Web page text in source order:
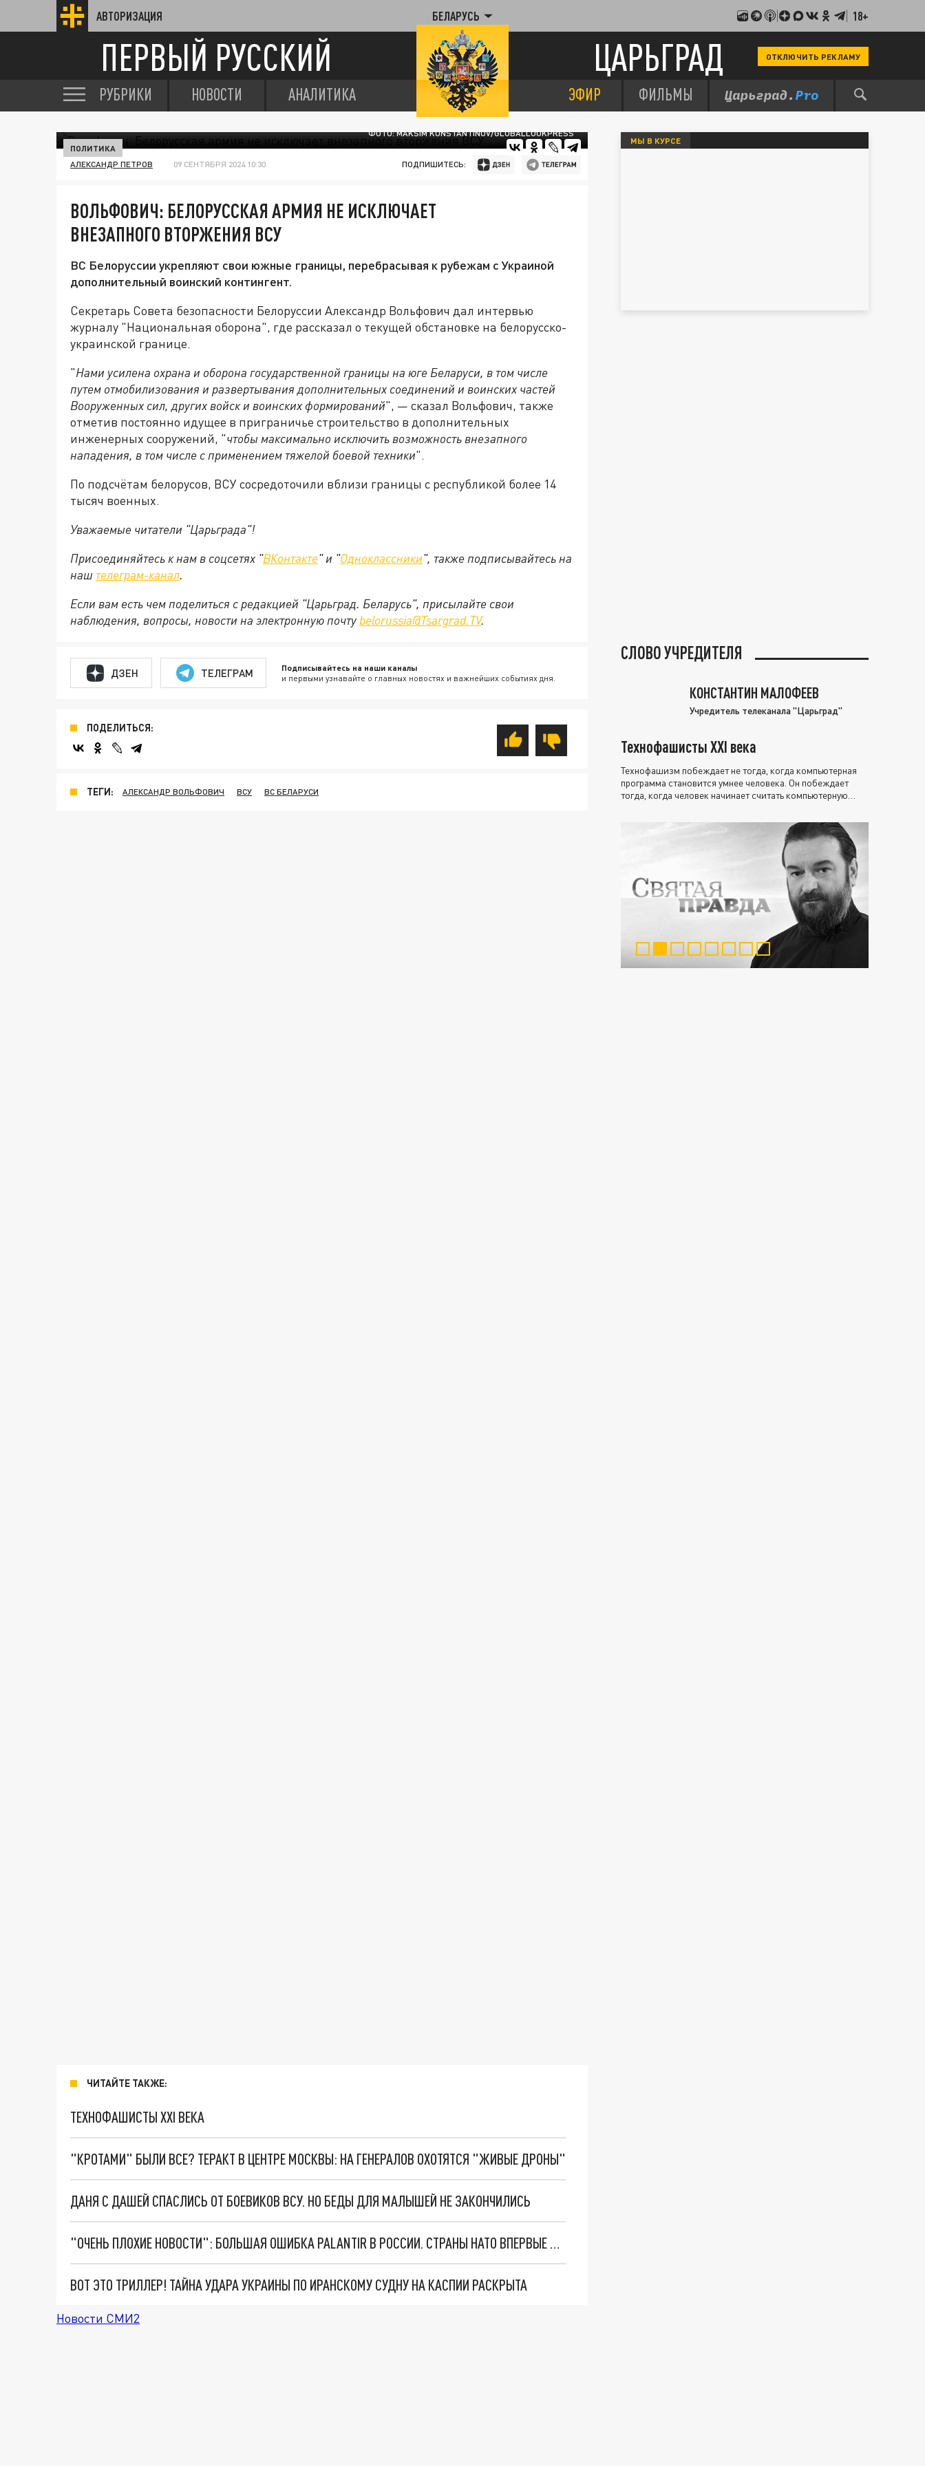
АВТОРИЗАЦИЯ БЕЛАРУСЬ 18+
ПЕРВЫЙ РУССКИЙ ЦАРЬГРАД ОТКЛЮЧИТЬ РЕКЛАМУ
РУБРИКИ НОВОСТИ АНАЛИТИКА ЭФИР ФИЛЬМЫ
ФОТО: MAKSIM KONSTANTINOV/GLOBALLOOKPRESS
ПОЛИТИКА
АЛЕКСАНДР ПЕТРОВ 09 СЕНТЯБРЯ 2024 10:30 ПОДПИШИТЕСЬ:
ВОЛЬФОВИЧ: БЕЛОРУССКАЯ АРМИЯ НЕ ИСКЛЮЧАЕТ
ВНЕЗАПНОГО ВТОРЖЕНИЯ ВСУ
ВС Белоруссии укрепляют свои южные границы, перебрасывая к рубежам с Украиной
дополнительный воинский контингент.
Секретарь Совета безопасности Белоруссии Александр Вольфович дал интервью
журналу "Национальная оборона", где рассказал о текущей обстановке на белорусско-
украинской границе.
"Нами усилена охрана и оборона государственной границы на юге Беларуси, в том числе
путем отмобилизования и развертывания дополнительных соединений и воинских частей
Вооруженных сил, других войск и воинских формирований", — сказал Вольфович, также
отметив постоянно идущее в приграничье строительство в дополнительных
инженерных сооружений, "чтобы максимально исключить возможность внезапного
нападения, в том числе с применением тяжелой боевой техники".
По подсчётам белорусов, ВСУ сосредоточили вблизи границы с республикой более 14
тысяч военных.
Уважаемые читатели "Царьграда"!
Присоединяйтесь к нам в соцсетях "ВКонтакте" и "Одноклассники", также подписывайтесь на
наш телеграм-канал.
Если вам есть чем поделиться с редакцией "Царьград. Беларусь", присылайте свои
наблюдения, вопросы, новости на электронную почту belorussia@Tsargrad.TV.
ДЗЕН ТЕЛЕГРАМ Подписывайтесь на наши каналы
и первыми узнавайте о главных новостях и важнейших событиях дня.
ПОДЕЛИТЬСЯ:
ТЕГИ: АЛЕКСАНДР ВОЛЬФОВИЧ ВСУ ВС БЕЛАРУСИ
ЧИТАЙТЕ ТАКЖЕ:
ТЕХНОФАШИСТЫ XXI ВЕКА
"КРОТАМИ" БЫЛИ ВСЕ? ТЕРАКТ В ЦЕНТРЕ МОСКВЫ: НА ГЕНЕРАЛОВ ОХОТЯТСЯ "ЖИВЫЕ ДРОНЫ"
ДАНЯ С ДАШЕЙ СПАСЛИСЬ ОТ БОЕВИКОВ ВСУ. НО БЕДЫ ДЛЯ МАЛЫШЕЙ НЕ ЗАКОНЧИЛИСЬ
"ОЧЕНЬ ПЛОХИЕ НОВОСТИ": БОЛЬШАЯ ОШИБКА PALANTIR В РОССИИ. СТРАНЫ НАТО ВПЕРВЫЕ ЗА СВО ОСТАНОВИЛИ ПОСТАВКИ ОРУЖИЯ. ВСУ ТЕРЯЮТ ПРИГРАНИЧЬЕ?
ВОТ ЭТО ТРИЛЛЕР! ТАЙНА УДАРА УКРАИНЫ ПО ИРАНСКОМУ СУДНУ НА КАСПИИ РАСКРЫТА
Новости СМИ2
МЫ В КУРСЕ
СЛОВО УЧРЕДИТЕЛЯ
КОНСТАНТИН МАЛОФЕЕВ
Учредитель телеканала "Царьград"
Технофашисты XXI века
Технофашизм побеждает не тогда, когда компьютерная
программа становится умнее человека. Он побеждает
тогда, когда человек начинает считать компьютерную